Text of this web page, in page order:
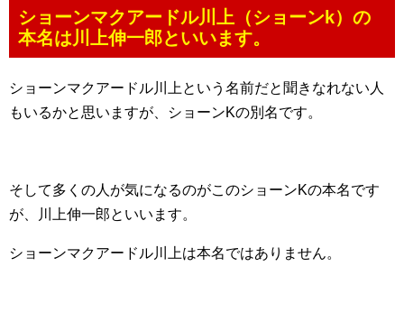
ショーンマクアードル川上（ショーンk）の
本名は川上伸一郎といいます。
ショーンマクアードル川上という名前だと聞きなれない人
もいるかと思いますが、ショーンKの別名です。
そして多くの人が気になるのがこのショーンKの本名です
が、川上伸一郎といいます。
ショーンマクアードル川上は本名ではありません。